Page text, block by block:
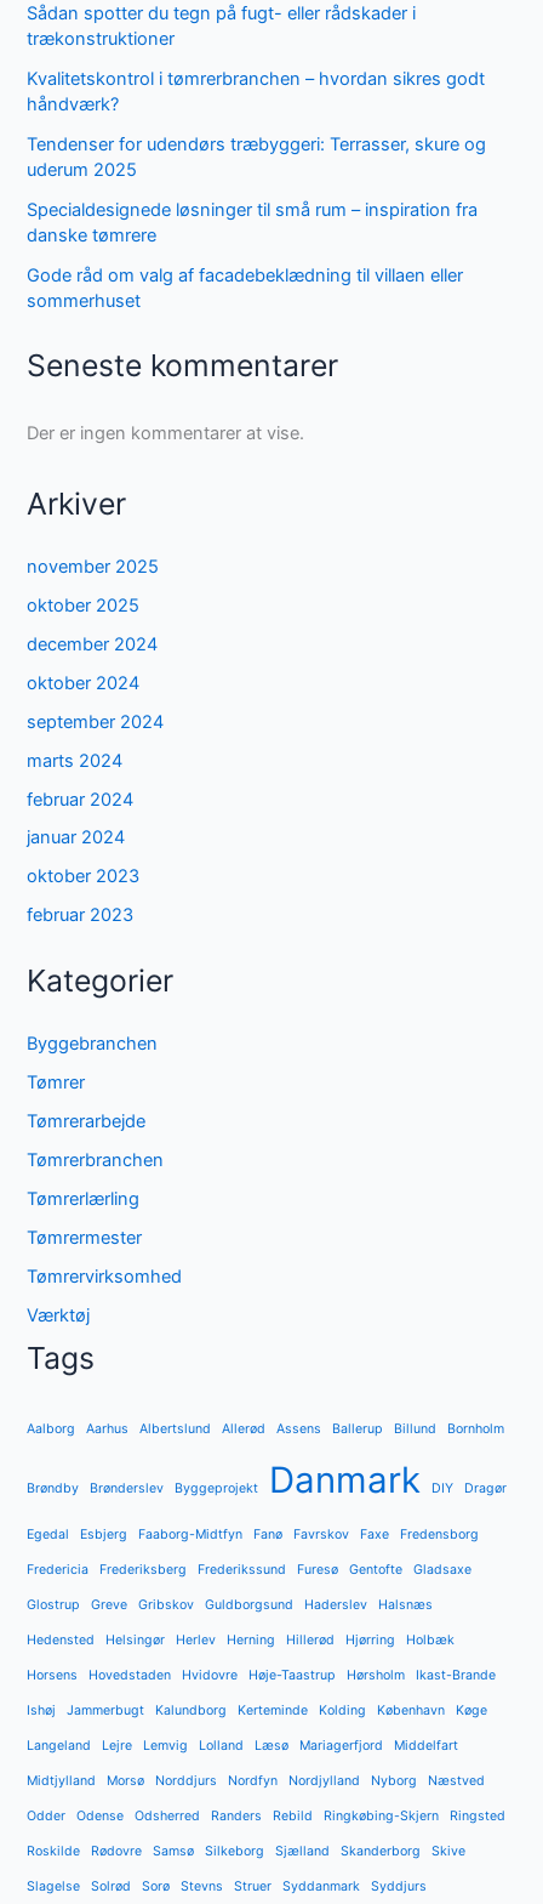
Sådan spotter du tegn på fugt- eller rådskader i
trækonstruktioner
Kvalitetskontrol i tømrerbranchen – hvordan sikres godt
håndværk?
Tendenser for udendørs træbyggeri: Terrasser, skure og
uderum 2025
Specialdesignede løsninger til små rum – inspiration fra
danske tømrere
Gode råd om valg af facadebeklædning til villaen eller
sommerhuset
Seneste kommentarer
Der er ingen kommentarer at vise.
Arkiver
november 2025
oktober 2025
december 2024
oktober 2024
september 2024
marts 2024
februar 2024
januar 2024
oktober 2023
februar 2023
Kategorier
Byggebranchen
Tømrer
Tømrerarbejde
Tømrerbranchen
Tømrerlærling
Tømrermester
Tømrervirksomhed
Værktøj
Tags
Aalborg Aarhus Albertslund Allerød Assens Ballerup Billund Bornholm
Brøndby Brønderslev Byggeprojekt Danmark DIY Dragør
Egedal Esbjerg Faaborg-Midtfyn Fanø Favrskov Faxe Fredensborg
Fredericia Frederiksberg Frederikssund Furesø Gentofte Gladsaxe
Glostrup Greve Gribskov Guldborgsund Haderslev Halsnæs
Hedensted Helsingør Herlev Herning Hillerød Hjørring Holbæk
Horsens Hovedstaden Hvidovre Høje-Taastrup Hørsholm Ikast-Brande
Ishøj Jammerbugt Kalundborg Kerteminde Kolding København Køge
Langeland Lejre Lemvig Lolland Læsø Mariagerfjord Middelfart
Midtjylland Morsø Norddjurs Nordfyn Nordjylland Nyborg Næstved
Odder Odense Odsherred Randers Rebild Ringkøbing-Skjern Ringsted
Roskilde Rødovre Samsø Silkeborg Sjælland Skanderborg Skive
Slagelse Solrød Sorø Stevns Struer Syddanmark Syddjurs